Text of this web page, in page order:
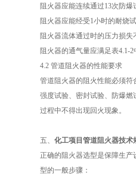
阻火器应能连续通过13次防
阻火器应能经受1小时的耐烧
阻火器流体通过时的压力损
阻火器的通气量应满足表4.1-
4.2 管道阻火器的性能要求
管道阻火器的阻火性能必须
强度试验、密封试验、防爆
过程中不得出现回火现象。
五、 化工项目管道阻火器技术
正确的阻火器选型是保障生
型的一般步骤：